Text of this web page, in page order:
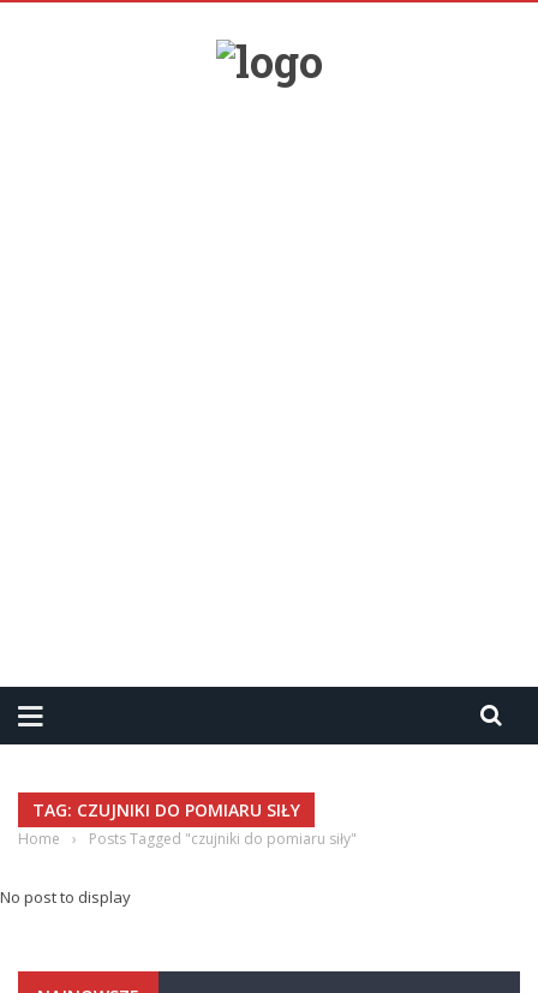
TAG: CZUJNIKI DO POMIARU SIŁY
Home › Posts Tagged "czujniki do pomiaru siły"
No post to display